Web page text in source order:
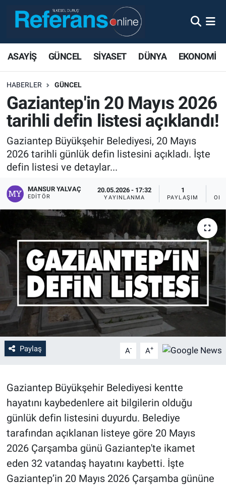
ASAYİŞ GÜNCEL SİYASET DÜNYA EKONOMİ
HABERLER GÜNCEL
Gaziantep'in 20 Mayıs 2026
tarihli defin listesi açıklandı!
Gaziantep Büyükşehir Belediyesi, 20 Mayıs
2026 tarihli günlük defin listesini açıkladı. İşte
defin listesi ve detaylar...
MANSUR YALVAÇ
EDITÖR
20.05.2026 - 17:32
YAYINLANMA
1
PAYLAŞIM
Paylaş A- A+
Gaziantep Büyükşehir Belediyesi kentte
hayatını kaybedenlere ait bilgilerin olduğu
günlük defin listesini duyurdu. Belediye
tarafından açıklanan listeye göre 20 Mayıs
2026 Çarşamba günü Gaziantep'te ikamet
eden 32 vatandaş hayatını kaybetti. İşte
Gaziantep’in 20 Mayıs 2026 Çarşamba gününe